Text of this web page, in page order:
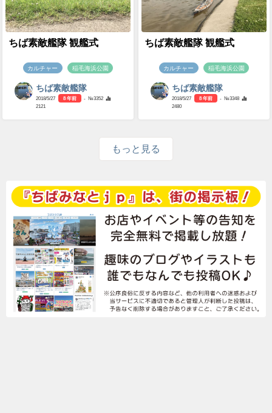
ちば素敵艦隊 観艦式
カルチャー 稲毛海浜公園
ちば素敵艦隊
2018/5/27 8 年前
- №3352
2121
ちば素敵艦隊 観艦式
カルチャー 稲毛海浜公園
ちば素敵艦隊
2018/5/27 8 年前
- №3348
2480
もっと見る